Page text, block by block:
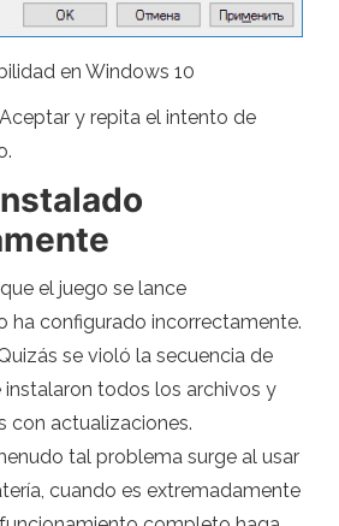
en Windows 10
y repita el intento de
el juego se lance
ha configurado incorrectamente.
se violó la secuencia de
instalaron todos los archivos y
con actualizaciones.
tal problema surge al usar
cuando es extremadamente